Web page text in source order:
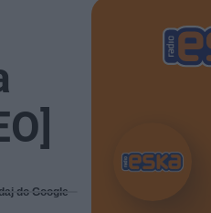
do Google